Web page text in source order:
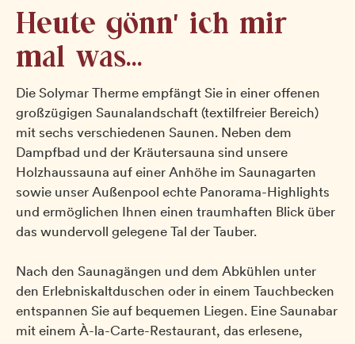
Heute gönn' ich mir
mal was...
Die Solymar Therme empfängt Sie in einer offenen
großzügigen Saunalandschaft (textilfreier Bereich)
mit sechs verschiedenen Saunen. Neben dem
Dampfbad und der Kräutersauna sind unsere
Holzhaussauna auf einer Anhöhe im Saunagarten
sowie unser Außenpool echte Panorama-Highlights
und ermöglichen Ihnen einen traumhaften Blick über
das wundervoll gelegene Tal der Tauber.
Nach den Saunagängen und dem Abkühlen unter
den Erlebniskaltduschen oder in einem Tauchbecken
entspannen Sie auf bequemen Liegen. Eine Saunabar
mit einem À-la-Carte-Restaurant, das erlesene,